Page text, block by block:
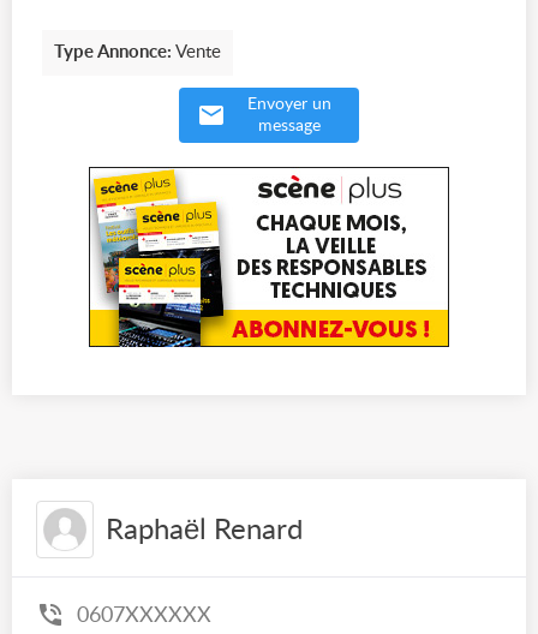
Type Annonce: Vente
Envoyer un
message
Raphaël Renard
0607XXXXXX